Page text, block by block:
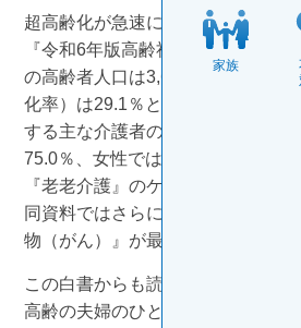
超高齢化が急速に進んでいる日本
『令和6年版高齢社会白書（※）』
の高齢者人口は3,623万人で､総人
化率）は29.1％となりました。ま
する主な介護者の年齢についてみ
75.0％、女性では76.5％が60歳以
『老老介護』のケースも相当数存
同資料ではさらに、「65歳以上の
物（がん）』が最も高い」と言及
この白書からも読み取れるように
高齢の夫婦のひとりががんと診断
家族